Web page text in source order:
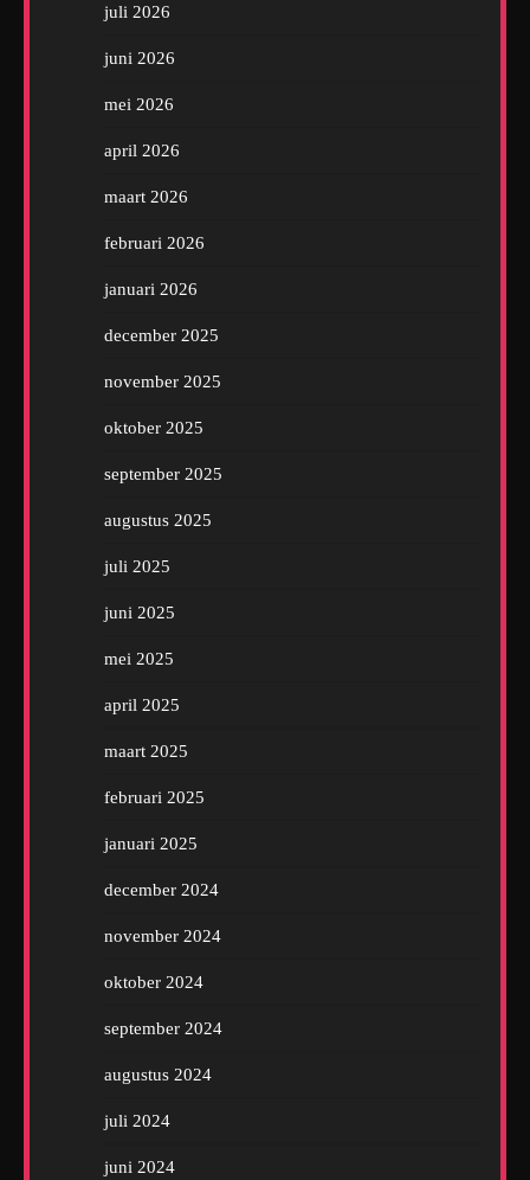
juli 2026
juni 2026
mei 2026
april 2026
maart 2026
februari 2026
januari 2026
december 2025
november 2025
oktober 2025
september 2025
augustus 2025
juli 2025
juni 2025
mei 2025
april 2025
maart 2025
februari 2025
januari 2025
december 2024
november 2024
oktober 2024
september 2024
augustus 2024
juli 2024
juni 2024